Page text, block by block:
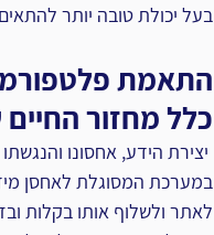
בעל יכולת טובה יותר
התאמת
כלל מחזור
יצירת הידע, אחסונו
במערכת המסוגלת לאחסן
לאתר ולשלוף אותו בקלות